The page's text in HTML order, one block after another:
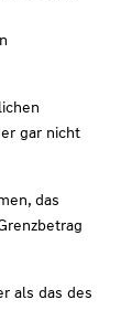
gar nicht
das
als das des